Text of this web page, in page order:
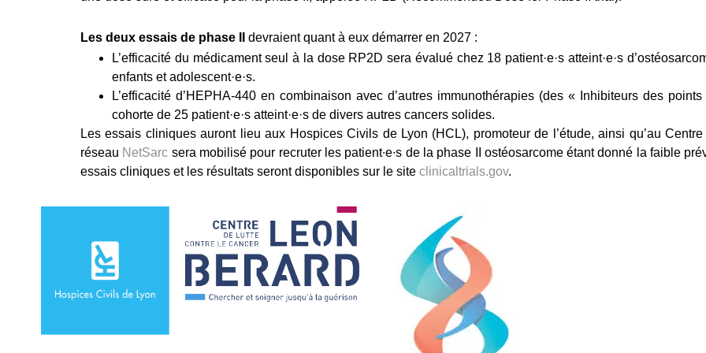
Les deux essais de phase II
devraient quant à eux démarrer en 2027 :
L’efficacité du médicament seul à la dose RP2D sera évalué chez 18 patient·e·s atteint·e·s
enfants et adolescent·e·s.
L’efficacité d’HEPHA-440 en combinaison avec d’autres immunothérapies (des « Inhibiteurs des
cohorte de 25 patient·e·s atteint·e·s de divers autres cancers solides.
Les essais cliniques auront lieu aux Hospices Civils de Lyon (HCL), promoteur de l’étude, ainsi qu’au
réseau NetSarc sera mobilisé pour recruter les patient∙e∙s de la phase II ostéosarcome étant donné la faible
essais cliniques et les résultats seront disponibles sur le site clinicaltrials.gov.